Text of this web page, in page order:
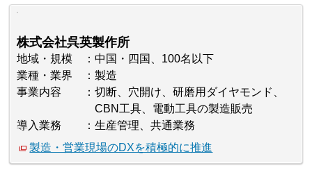
株式会社呉英製作所
地域・規模
中国・四国、100名以下
業種・業界
製造
事業内容
切断、穴開け、研磨用ダイヤモンド、
CBN工具、電動工具の製造販売
導入業務
生産管理、共通業務
製造・営業現場のDXを積極的に推進